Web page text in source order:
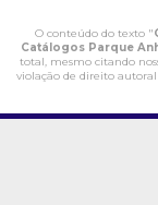
O conteúdo do texto "
Catálogos Parque
total, mesmo citando
violação de direito